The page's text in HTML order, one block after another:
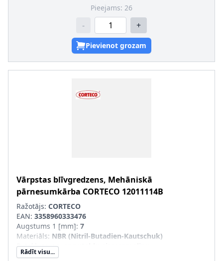
Pieejams: 26
- +
Pievienot grozam
Vārpstas blīvgredzens, Mehāniskā
pārnesumkārba CORTECO 12011114B
Ražotājs: CORTECO
EAN: 3358960333476
Augstums 1 [mm]: 7
Materiāls: NBR (Nitril-Butadien-Kautschuk)
Putekļusargs
Ārējais diametrs 1 [mm]
Rādīt visu...